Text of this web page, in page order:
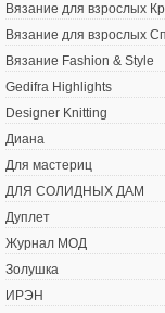
Вязание для взрослых
Вязание для взрослых
Вязание Fashion & Style
Gedifra Highlights
Designer Knitting
Диана
Для мастериц
ДЛЯ СОЛИДНЫХ ДАМ
Дуплет
Журнал МОД
Золушка
ИРЭН